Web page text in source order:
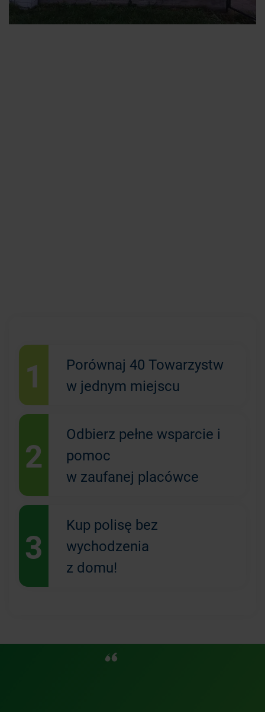
1
Porównaj 40 Towarzystw
w jednym miejscu
2
Odbierz pełne wsparcie i
pomoc
w zaufanej placówce
3
Kup polisę bez
wychodzenia
z domu!